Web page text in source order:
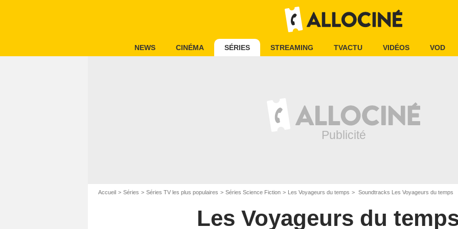
NEWS CINÉMA SÉRIES STREAMING TVACTU VIDÉOS VOD
Accueil Séries Séries TV les plus populaires Séries Science Fiction Les Voyageurs du temps Soundtracks Les Voyageurs du temps
Les Voyageurs du